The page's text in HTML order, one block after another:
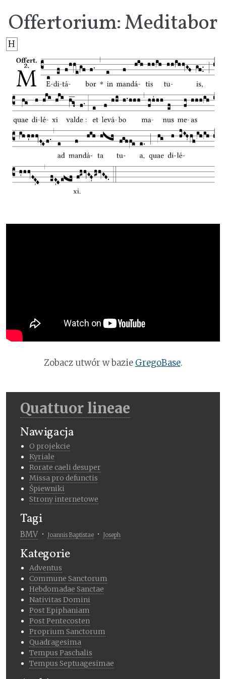
Offertorium: Meditabor
H
Zobacz utwór w bazie GregoBase.
Quattuor lineae
Nawigacja
O projekcie
Kyriale
Rorate caeli desuper
Missa pro defunctis
Śpiewniki
Strony internetowe
Tagi
BMV Joannis Baptistae Joseph
Kategorie
Adventus
Commune Sanctorum
Hebdomadae Sanctae
Nativitas Domini
Post Epiphaniam
Post Pentecosten
Proprium Sanctorum
Quadragesima
Tempus Paschalis
Tempus Septuagesimae